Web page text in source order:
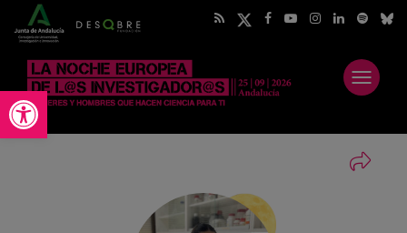
Abrir barra de herramientas
Abrir
menú